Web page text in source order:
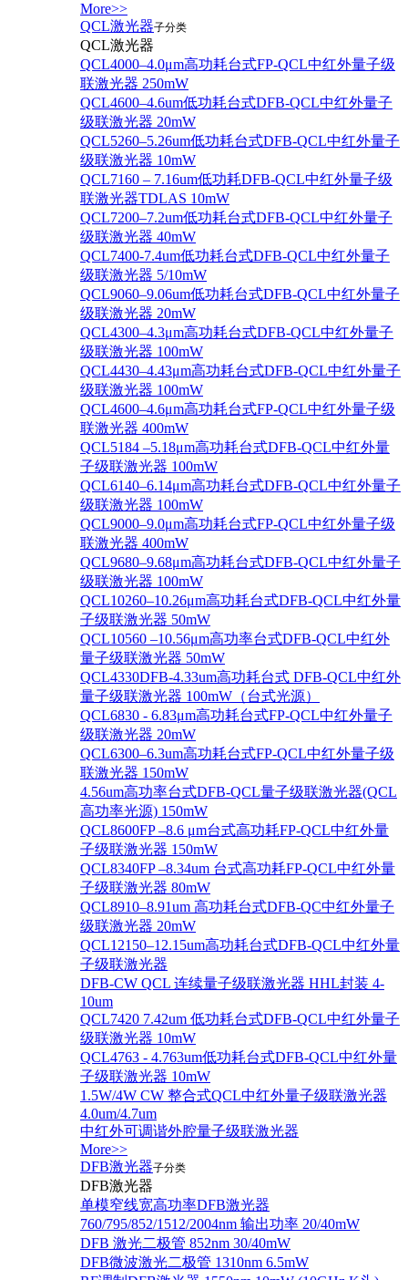
More>>
QCL激光器子分类
QCL激光器
QCL4000–4.0μm高功耗台式FP-QCL中红外量子级
联激光器 250mW
QCL4600–4.6um低功耗台式DFB-QCL中红外量子
级联激光器 20mW
QCL5260–5.26um低功耗台式DFB-QCL中红外量子
级联激光器 10mW
QCL7160 – 7.16um低功耗DFB-QCL中红外量子级
联激光器TDLAS 10mW
QCL7200–7.2um低功耗台式DFB-QCL中红外量子
级联激光器 40mW
QCL7400-7.4um低功耗台式DFB-QCL中红外量子
级联激光器 5/10mW
QCL9060–9.06um低功耗台式DFB-QCL中红外量子
级联激光器 20mW
QCL4300–4.3μm高功耗台式DFB-QCL中红外量子
级联激光器 100mW
QCL4430–4.43μm高功耗台式DFB-QCL中红外量子
级联激光器 100mW
QCL4600–4.6μm高功耗台式FP-QCL中红外量子级
联激光器 400mW
QCL5184 –5.18μm高功耗台式DFB-QCL中红外量
子级联激光器 100mW
QCL6140–6.14μm高功耗台式DFB-QCL中红外量子
级联激光器 100mW
QCL9000–9.0μm高功耗台式FP-QCL中红外量子级
联激光器 400mW
QCL9680–9.68μm高功耗台式DFB-QCL中红外量子
级联激光器 100mW
QCL10260–10.26μm高功耗台式DFB-QCL中红外量
子级联激光器 50mW
QCL10560 –10.56μm高功率台式DFB-QCL中红外
量子级联激光器 50mW
QCL4330DFB-4.33um高功耗台式 DFB-QCL中红外
量子级联激光器 100mW（台式光源）
QCL6830 - 6.83μm高功耗台式FP-QCL中红外量子
级联激光器 20mW
QCL6300–6.3um高功耗台式FP-QCL中红外量子级
联激光器 150mW
4.56um高功率台式DFB-QCL量子级联激光器(QCL
高功率光源) 150mW
QCL8600FP –8.6 μm台式高功耗FP-QCL中红外量
子级联激光器 150mW
QCL8340FP –8.34um 台式高功耗FP-QCL中红外量
子级联激光器 80mW
QCL8910–8.91um 高功耗台式DFB-QC中红外量子
级联激光器 20mW
QCL12150–12.15um高功耗台式DFB-QCL中红外量
子级联激光器
DFB-CW QCL 连续量子级联激光器 HHL封装 4-
10um
QCL7420 7.42um 低功耗台式DFB-QCL中红外量子
级联激光器 10mW
QCL4763 - 4.763um低功耗台式DFB-QCL中红外量
子级联激光器 10mW
1.5W/4W CW 整合式QCL中红外量子级联激光器
4.0um/4.7um
中红外可调谐外腔量子级联激光器
More>>
DFB激光器子分类
DFB激光器
单模窄线宽高功率DFB激光器
760/795/852/1512/2004nm 输出功率 20/40mW
DFB 激光二极管 852nm 30/40mW
DFB微波激光二极管 1310nm 6.5mW